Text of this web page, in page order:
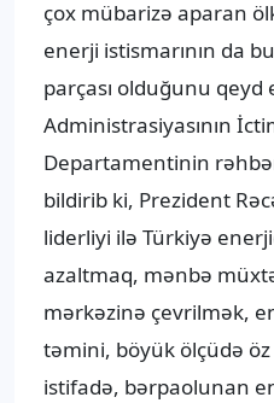
çox mübarizə aparan
enerji istismarının da
parçası olduğunu
Administrasiyasının
Departamentinin
bildirib ki, Prezident
liderliyi ilə Türkiyə
azaltmaq, mənbə
mərkəzinə çevrilmək,
təmini, böyük ölçüdə
istifadə, bərpaolunan